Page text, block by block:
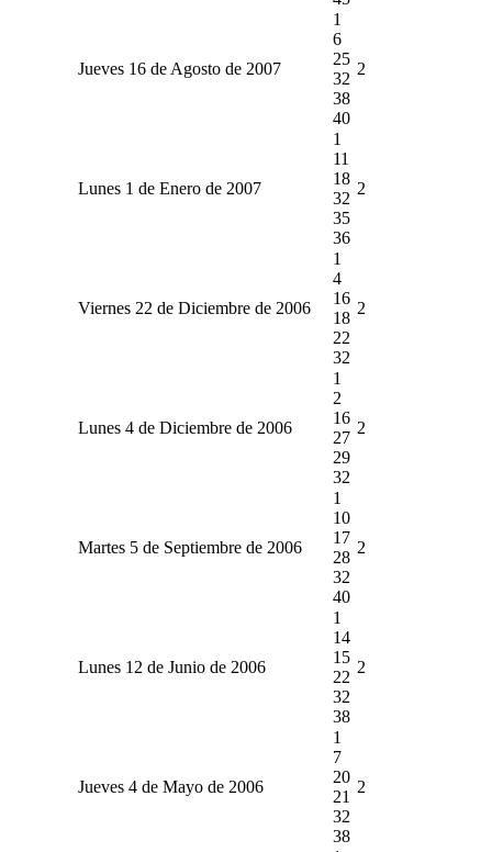
Jueves 16 de Agosto de 2007
1
6
25
32
38
40
2
Lunes 1 de Enero de 2007
1
11
18
32
35
36
2
Viernes 22 de Diciembre de 2006
1
4
16
18
22
32
2
Lunes 4 de Diciembre de 2006
1
2
16
27
29
32
2
Martes 5 de Septiembre de 2006
1
10
17
28
32
40
2
Lunes 12 de Junio de 2006
1
14
15
22
32
38
2
Jueves 4 de Mayo de 2006
1
7
20
21
32
38
2